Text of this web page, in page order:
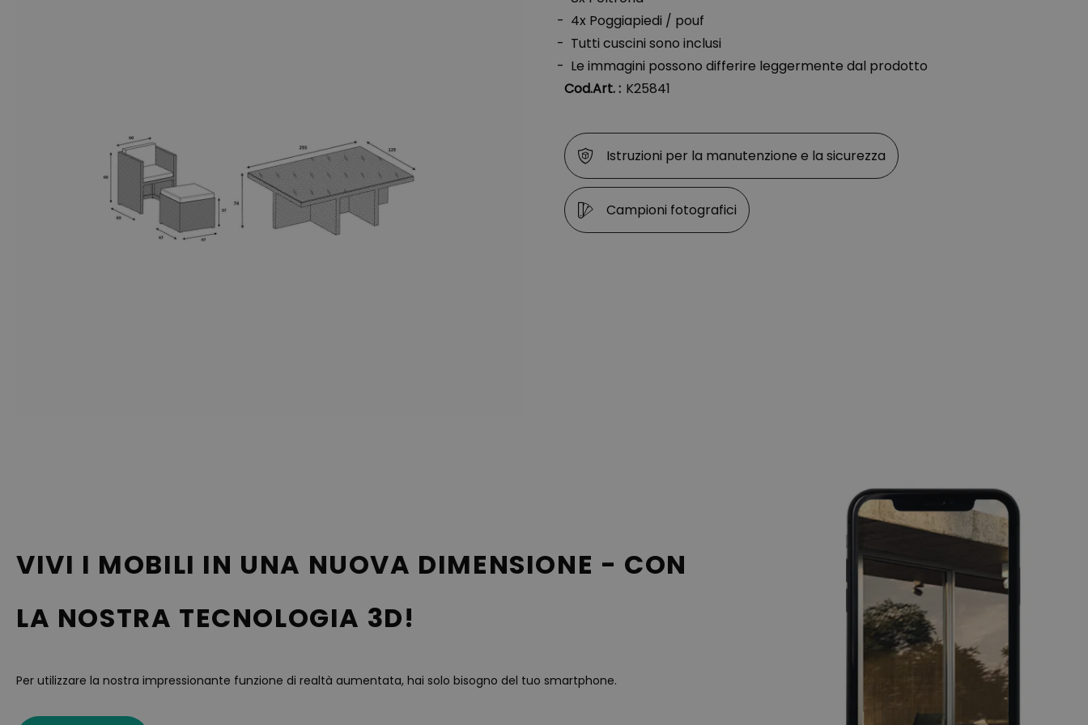
4x Poggiapiedi / pouf
Tutti cuscini sono inclusi
Le immagini possono differire leggermente dal prodotto
Cod.Art. : K25841
Istruzioni per la manutenzione e la sicurezza
Campioni fotografici
VIVI I MOBILI IN UNA NUOVA DIMENSIONE - CON
LA NOSTRA TECNOLOGIA 3D!
Per utilizzare la nostra impressionante funzione di realtà aumentata, hai solo bisogno del tuo smartphone.